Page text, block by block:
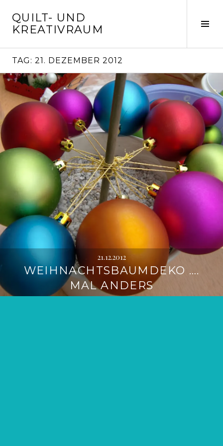
zum
Inhalt
QUILT- UND
KREATIVRAUM
TAG: 21. DEZEMBER 2012
21.12.2012
WEIHNACHTSBAUMDEKO ….
MAL ANDERS